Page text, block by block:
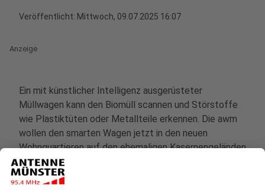
Veröffentlicht: Mittwoch, 09.07.2025 16:07
Anzeige
Ein mit künstlicher Intelligenz ausgerüsteter
Müllwagen kann den Biomüll scannen und Störstoffe
wie Plastiktüten oder Metallteile erkennen. Die awm
wollen den smarten Wagen jetzt in den neuen
Wohnquartieren auf den ehemaligen Kasernengeländen
in Gremmendorf (York-Quartier) und in Gievenbeck
(Oxford Quartier) erproben.